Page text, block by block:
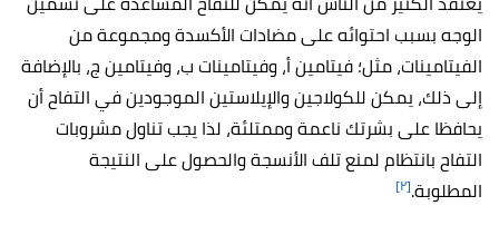
الوجه بسبب احتوائه على مضادات الأكسدة ومجموعة من
الفيتامينات، مثل؛ فيتامين أ، وفيتامينات ب، وفيتامين ج، بالإضافة
إلى ذلك، يمكن للكولاجين والإيلاستين الموجودين في التفاح أن
يحافظا على بشرتك ناعمة وممتلئة، لذا يجب تناول مشروبات
التفاح بانتظام لمنع تلف الأنسجة والحصول على النتيجة
المطلوبة.[٢]